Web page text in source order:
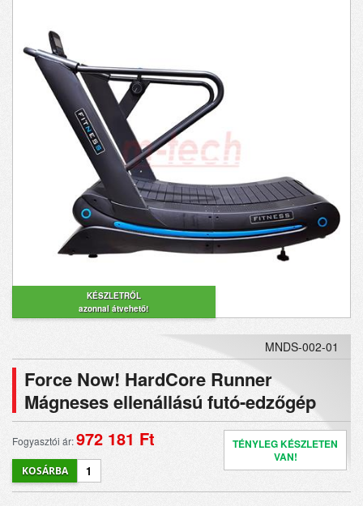
KÉSZLETRŐL
azonnal átvehető!
MNDS-002-01
Force Now! HardCore Runner
Mágneses ellenállású futó-edzőgép
Fogyasztói ár:972 181 Ft
TÉNYLEG KÉSZLETEN
VAN!